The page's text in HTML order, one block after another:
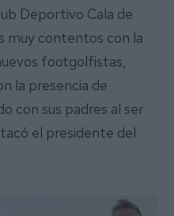
Deportivo Cala de
muy contentos con la
footgolfistas,
la presencia de
con sus padres al ser
el presidente del